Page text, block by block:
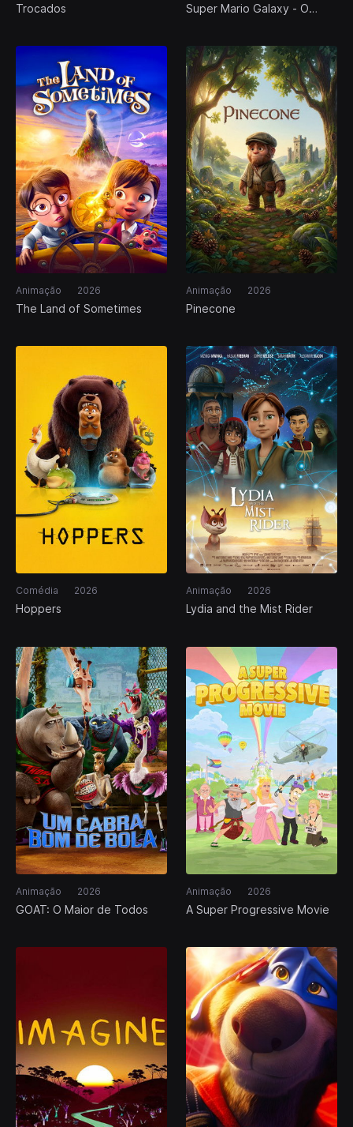
Trocados
Super Mario Galaxy - O
Animação 2026
The Land of Sometimes
Animação 2026
Pinecone
Comédia 2026
Hoppers
Animação 2026
Lydia and the Mist Rider
Animação 2026
GOAT: O Maior de Todos
Animação 2026
A Super Progressive Movie